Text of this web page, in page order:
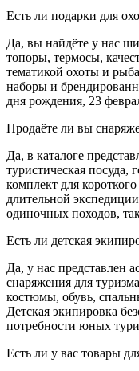
Есть ли подарки для
Да, вы найдёте у нас
топоры, термосы,
тематикой охоты и
наборы и
дня рождения, 23
Продаёте ли вы
Да, в каталоге
туристическая
комплект для
длительной
одиночных походов,
Есть ли детская
Да, у нас представлен
снаряжения для
костюмы, обувь,
Детская экипировка
потребности юных
Есть ли у вас товары